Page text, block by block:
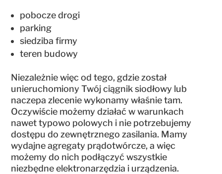
pobocze drogi
parking
siedziba firmy
teren budowy
Niezależnie więc od tego, gdzie został
unieruchomiony Twój ciągnik siodłowy lub
naczepa zlecenie wykonamy właśnie tam.
Oczywiście możemy działać w warunkach
nawet typowo polowych i nie potrzebujemy
dostępu do zewnętrznego zasilania. Mamy
wydajne agregaty prądotwórcze, a więc
możemy do nich podłączyć wszystkie
niezbędne elektronarzędzia i urządzenia.